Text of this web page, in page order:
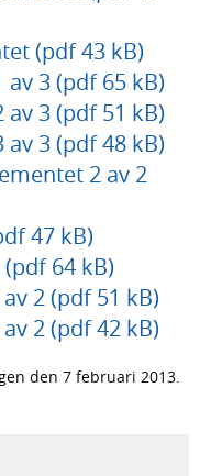
(pdf 43 kB)
3 (pdf 65 kB)
3 (pdf 51 kB)
3 (pdf 48 kB)
2 av 2
47 kB)
64 kB)
2 (pdf 51 kB)
2 (pdf 42 kB)
den 7 februari 2013.